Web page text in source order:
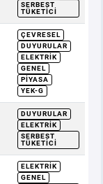
SERBEST
TÜKETICI
ÇEVRESEL
DUYURULAR
ELEKTRIK
GENEL
PIYASA
YEK-G
DUYURULAR
ELEKTRIK
SERBEST
TÜKETICI
ELEKTRIK
GENEL